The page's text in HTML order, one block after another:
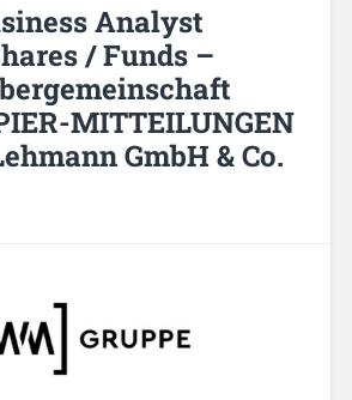
Analyst
/ Funds –
MITTEILUNGEN
GmbH & Co.